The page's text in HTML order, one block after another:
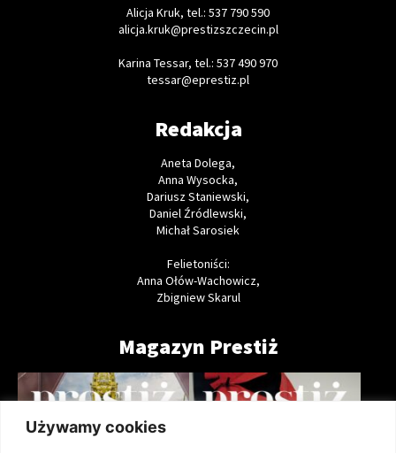
Używamy cookies
Alicja Kruk, tel.: 537 790 590
alicja.kruk@prestizszczecin.pl
Karina Tessar, tel.: 537 490 970
tessar@eprestiz.pl
Redakcja
Aneta Dolega,
Anna Wysocka,
Dariusz Staniewski,
Daniel Źródlewski,
Michał Sarosiek
Felietoniści:
Anna Ołów-Wachowicz,
Zbigniew Skarul
Magazyn Prestiż